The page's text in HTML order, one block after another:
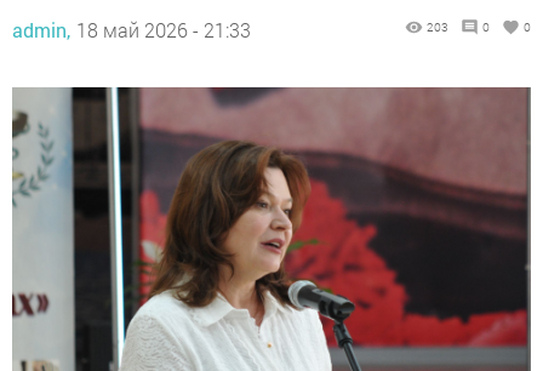
admin, 18 май 2026 - 21:33 203 0 0